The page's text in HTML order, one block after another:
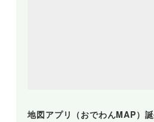
地図アプリ（おでわんMAP）